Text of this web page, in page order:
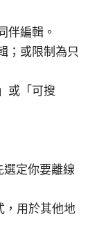
伴編輯。
；或限制為只
或「可搜
定你要離線
，用於其他地